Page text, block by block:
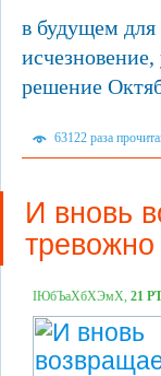
в будущем для
решение
63122 раза
И вновь
тревожно
ІЮбЪаХбХЭмХ, 21